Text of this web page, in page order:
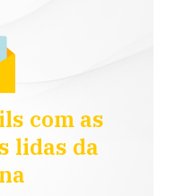
com as
lidas da